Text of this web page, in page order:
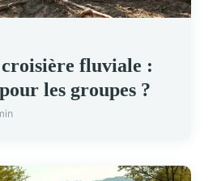
croisière fluviale :
les groupes ?